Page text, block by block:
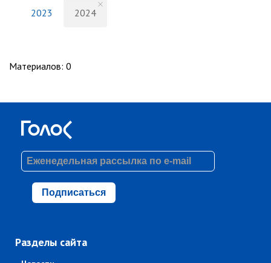
2023 2024
Материалов: 0
Подписаться
Разделы сайта